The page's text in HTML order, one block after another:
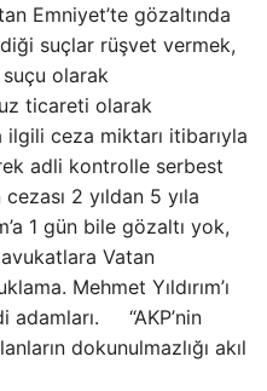
Emniyet’te gözaltında
suçlar rüşvet vermek,
olarak
ticareti olarak
ceza miktarı itibarıyla
adli kontrolle serbest
2 yıldan 5 yıla
1 gün bile gözaltı yok,
Vatan
Mehmet Yıldırım’ı
adamları. “AKP’nin
dokunulmazlığı akıl